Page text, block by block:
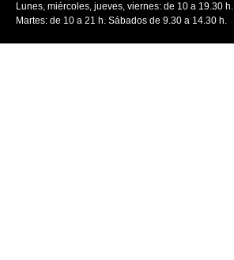
Lunes, miércoles, jueves, viernes: de 10 a 19.30 h.
Martes: de 10 a 21 h. Sábados de 9.30 a 14.30 h.